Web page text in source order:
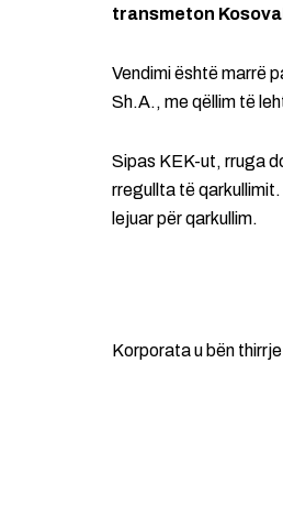
transmeton
Vendimi është marrë
Sh.A., me qëllim të
Sipas KEK-ut, rruga
rregullta të
lejuar për qarkullim.
Korporata u bën